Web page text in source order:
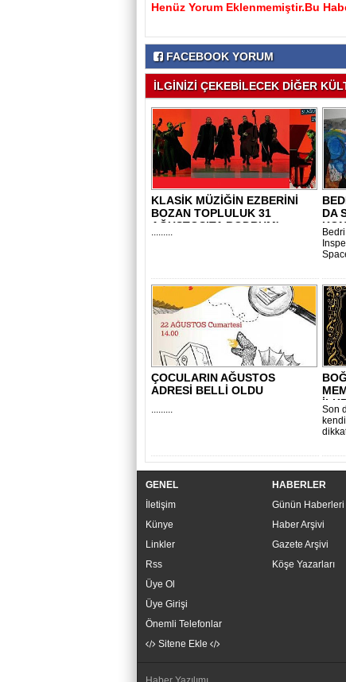
Henüz Yorum Eklenmemiştir.Bu
FACEBOOK YORUM
İLGİNİZİ ÇEKEBİLECEK DİĞER
KLASİK MÜZİĞİN EZBERİNİ
BOZAN TOPLULUK 31
AĞUSTOS’TA BODRUM'..
.........
DA
ÇOCULARIN AĞUSTOS
ADRESİ BELLİ OLDU
.........
Son
GENEL
İletişim
Künye
Linkler
Rss
Üye Ol
Üye Girişi
Önemli Telefonlar
Sitene Ekle
HABERLER
Günün Haberleri
Haber Arşivi
Gazete Arşivi
Köşe Yazarları